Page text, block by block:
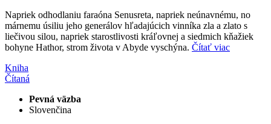
Napriek odhodlaniu faraóna Senusreta, napriek neúnavnému, no
márnemu úsiliu jeho generálov hľadajúcich vinníka zla a zlato s
liečivou silou, napriek starostlivosti kráľovnej a siedmich kňažiek
bohyne Hathor, strom života v Abyde vyschýna. Čítať viac
Kniha
Čítaná
Pevná väzba
Slovenčina